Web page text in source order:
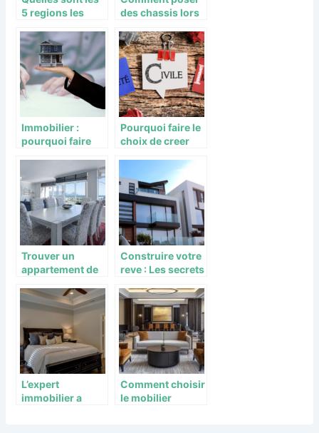
5 regions les
investissement
immobilier en
France ?
des chassis lors
de fenetres ?
Immobilier :
pourquoi faire
agence pro ?
Pourquoi faire le
choix de creer
Trouver un
appartement de
pourquoi se
tourner vers une
agence
immobilière ?
Construire votre
reve : Les secrets
maison en
Gironde
L’expert
immobilier a
Comment choisir
le mobilier